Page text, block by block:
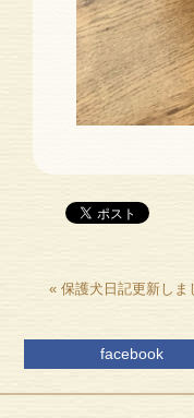
«保護犬日記更新し
facebook